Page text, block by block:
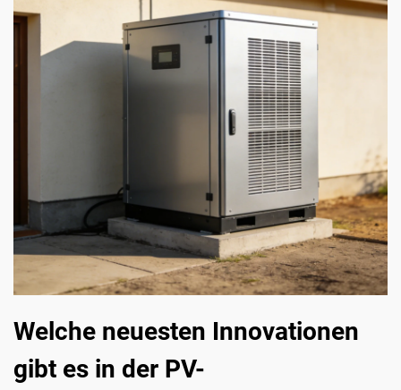
Welche neuesten Innovationen
gibt es in der PV-